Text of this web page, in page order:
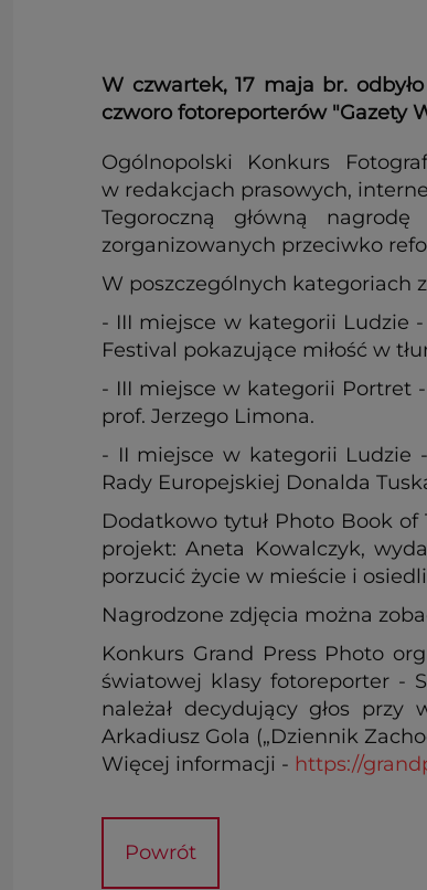
W czwartek, 17 maja br.
czworo fotoreporterów "Gazety
Ogólnopolski Konkurs
w redakcjach prasowych,
Tegoroczną główną
zorganizowanych przeciwko
W poszczególnych kategoriach
- III miejsce w kategorii Ludzie
Festival pokazujące miłość w
- III miejsce w kategorii Portret
prof. Jerzego Limona.
- II miejsce w kategorii Ludzie
Rady Europejskiej Donalda
Dodatkowo tytuł Photo Book of
projekt: Aneta Kowalczyk,
porzucić życie w mieście i
Nagrodzone zdjęcia można
Konkurs Grand Press Photo
światowej klasy fotoreporter -
należał decydujący głos przy
Arkadiusz Gola („Dziennik
Więcej informacji - https://
Powrót